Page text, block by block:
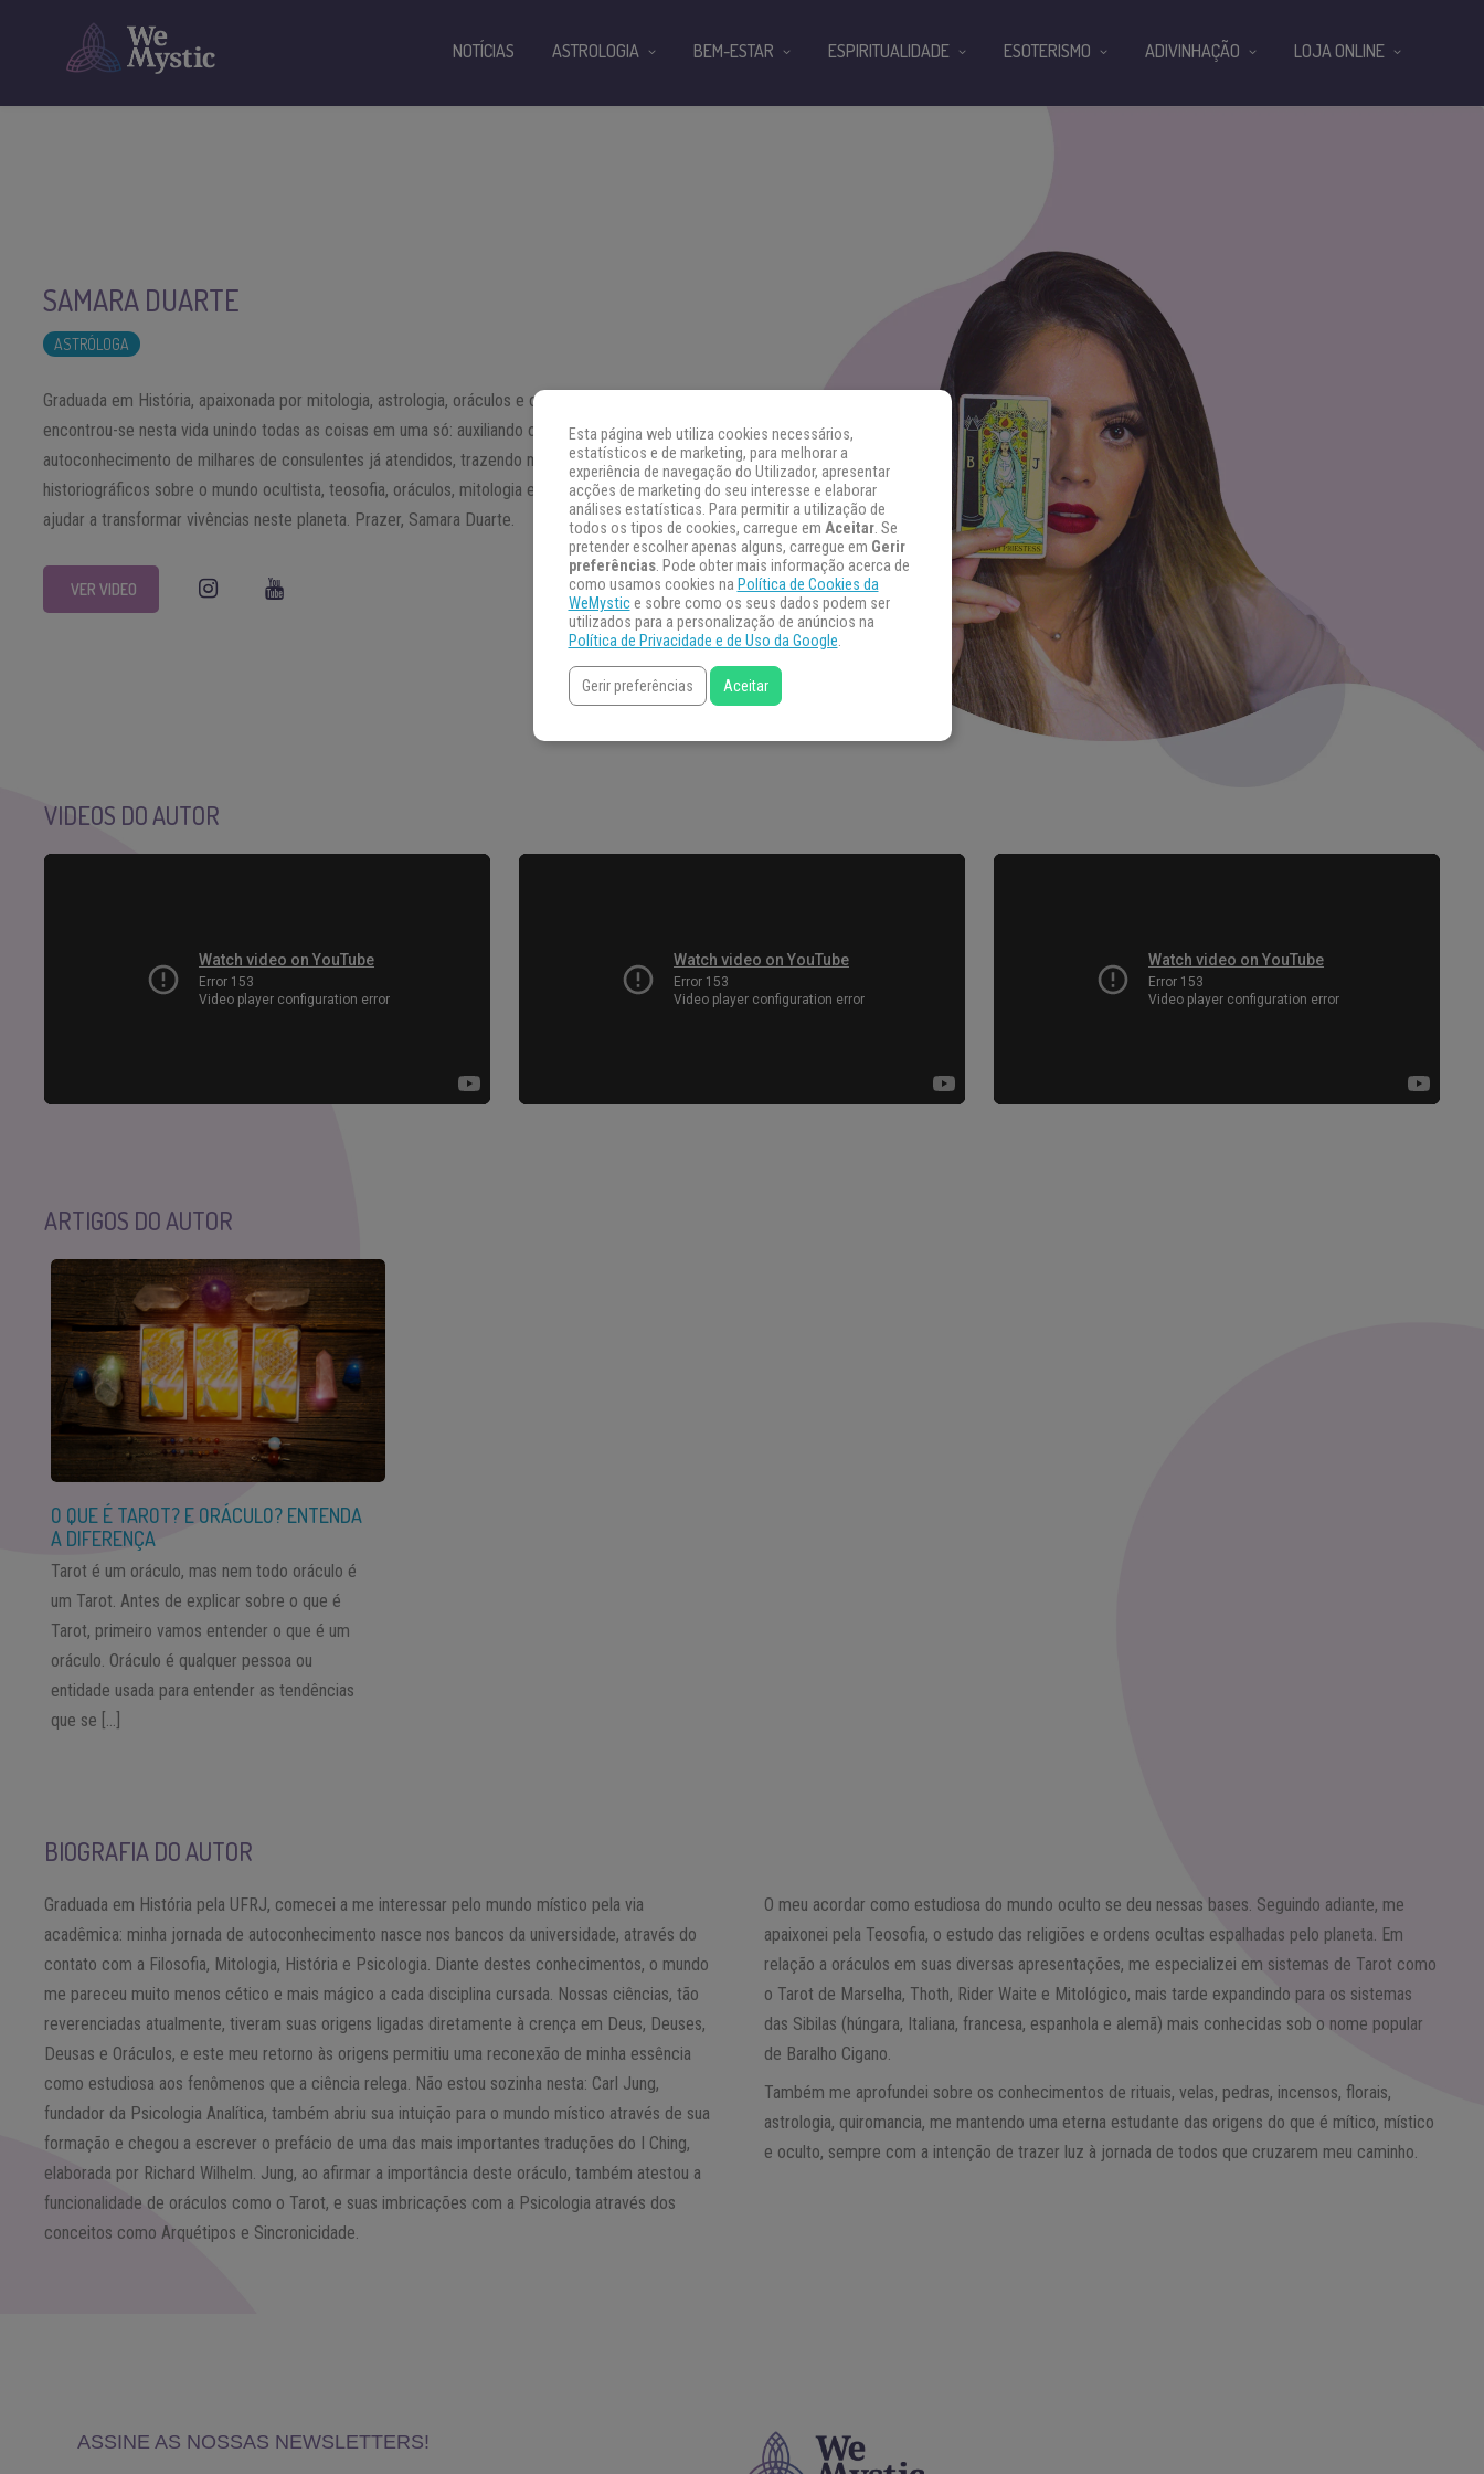
SAMARA DUARTE
ASTRÓLOGA
Graduada em História, apaixonada por mitologia, astrologia, oráculos e o mundo místico,
encontrou-se nesta vida unindo todas as coisas em uma só: auxiliando o caminho do
autoconhecimento de milhares de consulentes já atendidos, trazendo meus estudos
historiográficos sobre o mundo ocultista, teosofia, oráculos, mitologia e os arquétipos que podem
ajudar a transformar vivências neste planeta. Prazer, Samara Duarte.
VER VIDEO
VIDEOS DO AUTOR
ARTIGOS DO AUTOR
O QUE É TAROT? E ORÁCULO? ENTENDA
A DIFERENÇA
Tarot é um oráculo, mas nem todo oráculo é
um Tarot. Antes de explicar sobre o que é
Tarot, primeiro vamos entender o que é um
oráculo. Oráculo é qualquer pessoa ou
entidade usada para entender as tendências
que se […]
BIOGRAFIA DO AUTOR
Graduada em História pela UFRJ, comecei a me interessar pelo mundo místico pela via
acadêmica: minha jornada de autoconhecimento nasce nos bancos da universidade, através do
contato com a Filosofia, Mitologia, História e Psicologia. Diante destes conhecimentos, o mundo
me pareceu muito menos cético e mais mágico a cada disciplina cursada. Nossas ciências, tão
reverenciadas atualmente, tiveram suas origens ligadas diretamente à crença em Deus, Deuses,
Deusas e Oráculos, e este meu retorno às origens permitiu uma reconexão de minha essência
como estudiosa aos fenômenos que a ciência relega. Não estou sozinha nesta: Carl Jung,
fundador da Psicologia Analítica, também abriu sua intuição para o mundo místico através de sua
formação e chegou a escrever o prefácio de uma das mais importantes traduções do I Ching,
elaborada por Richard Wilhelm. Jung, ao afirmar a importância deste oráculo, também atestou a
funcionalidade de oráculos como o Tarot, e suas imbricações com a Psicologia através dos
conceitos como Arquétipos e Sincronicidade.
O meu acordar como estudiosa do mundo oculto se deu nessas bases. Seguindo adiante, me
apaixonei pela Teosofia, o estudo das religiões e ordens ocultas espalhadas pelo planeta. Em
relação a oráculos em suas diversas apresentações, me especializei em sistemas de Tarot como
o Tarot de Marselha, Thoth, Rider Waite e Mitológico, mais tarde expandindo para os sistemas
das Sibilas (húngara, Italiana, francesa, espanhola e alemã) mais conhecidas sob o nome popular
de Baralho Cigano.
Também me aprofundei sobre os conhecimentos de rituais, velas, pedras, incensos, florais,
astrologia, quiromancia, me mantendo uma eterna estudante das origens do que é mítico, místico
e oculto, sempre com a intenção de trazer luz à jornada de todos que cruzarem meu caminho.
NOTÍCIAS ASTROLOGIA BEM-ESTAR ESPIRITUALIDADE ESOTERISMO ADIVINHAÇÃO LOJA ONLINE
Esta página web utiliza cookies necessários,
estatísticos e de marketing, para melhorar a
experiência de navegação do Utilizador, apresentar
acções de marketing do seu interesse e elaborar
análises estatísticas. Para permitir a utilização de
todos os tipos de cookies, carregue em Aceitar. Se
pretender escolher apenas alguns, carregue em Gerir
preferências. Pode obter mais informação acerca de
como usamos cookies na Política de Cookies da
WeMystice sobre como os seus dados podem ser
utilizados para a personalização de anúncios na
Política de Privacidade e de Uso da Google.
Gerir preferências Aceitar